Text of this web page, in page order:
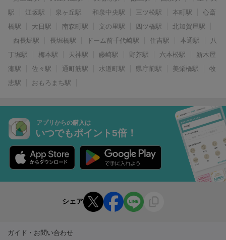
駅
江坂駅 泉ヶ丘駅 和泉中央駅 三ツ松駅 本町駅
心斎
橋駅
大日駅 南森町駅 文の里駅 四ツ橋駅
北加賀屋駅
西長堀駅
長堀橋駅 ドーム前千代崎駅 住吉駅 本通駅
八
丁堀駅
梅本駅 天神駅 藤崎駅 野芥駅 六本松駅
新木屋
瀬駅
佐々駅 通町筋駅 水道町駅 県庁前駅 美栄橋駅
牧
志駅
おもろまち駅
アプリからの購入は
いつでもポイント5倍！
シェア
ガイド・お問い合わせ